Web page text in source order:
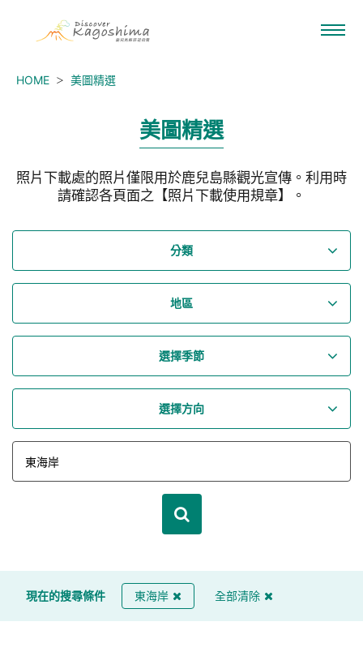
HOME 美圖精選
美圖精選
照片下載處的照片僅限用於鹿兒島縣觀光宣傳。利用時
請確認各頁面之【照片下載使用規章】。
分類
地區
選擇季節
選擇方向
現在的搜尋條件 東海岸 全部清除